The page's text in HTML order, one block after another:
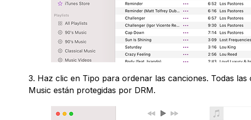
3. Haz clic en Tipo para ordenar las canciones. Todas
Music están protegidas por DRM.